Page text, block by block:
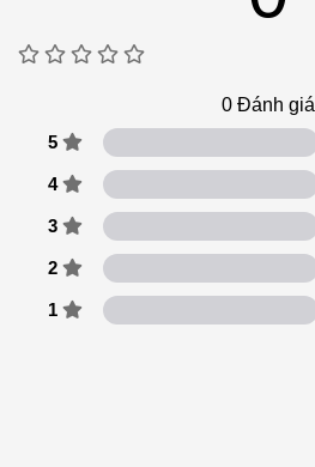
0 Đánh giá
5
4
3
2
1